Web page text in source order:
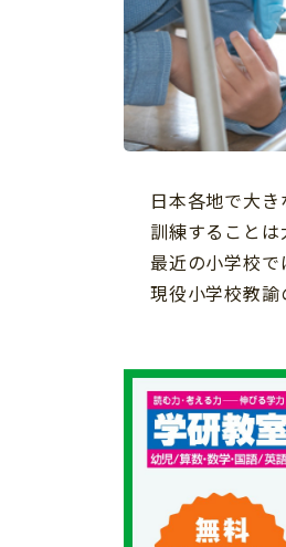
運動・あそび・ゲーム
習い事
マネー
日本各地で大
訓練することは
最近の小学校で
現役小学校教諭